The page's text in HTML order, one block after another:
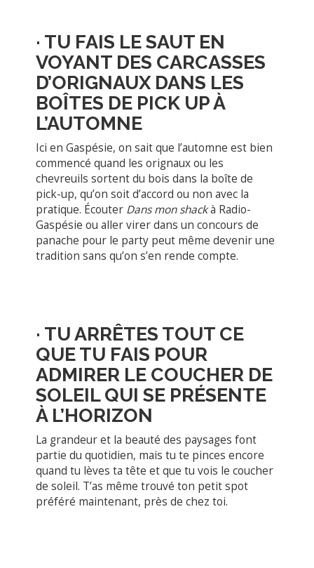
· TU FAIS LE SAUT EN
VOYANT DES CARCASSES
D’ORIGNAUX DANS LES
BOÎTES DE PICKUP À
L’AUTOMNE
Ici en Gaspésie, on sait que l’automne est bien
commencé quand les orignaux ou les
chevreuils sortent du bois dans la boîte de
pick-up, qu’on soit d’accord ou non avec la
pratique. Écouter Dans mon shackà Radio-
Gaspésie ou aller virer dans un concours de
panache pour le party peut même devenir une
tradition sans qu’on s’en rende compte.
· TU ARRÊTES TOUT CE
QUE TU FAIS POUR
ADMIRER LE COUCHER DE
SOLEIL QUI SE PRÉSENTE
À L’HORIZON
La grandeur et la beauté des paysages font
partie du quotidien, mais tu te pinces encore
quand tu lèves ta tête et que tu vois le coucher
de soleil. T’as même trouvé ton petit spot
préféré maintenant, près de chez toi.